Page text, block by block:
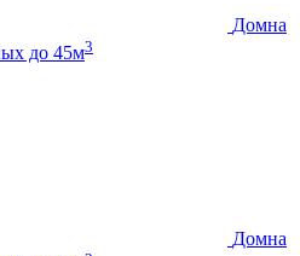
Домна
до 45м3
Домна